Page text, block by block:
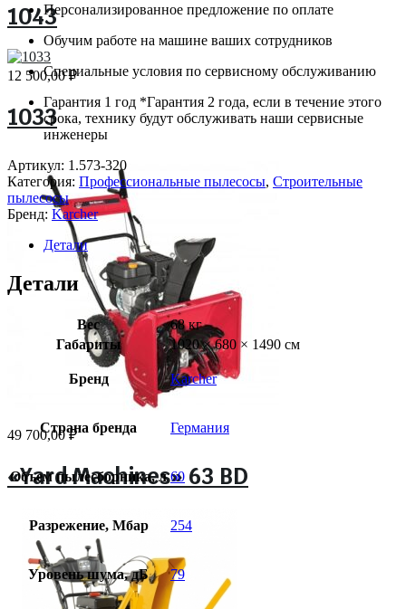
1043
12 500,00₽
1033
49 700,00₽
«Yard Machines» 63 BD
Персонализированное предложение по оплате
Обучим работе на машине ваших сотрудников
Специальные условия по сервисному обслуживанию
Гарантия 1 год *Гарантия 2 года, если в течение этого
срока, технику будут обслуживать наши сервисные
инженеры
Артикул: 1.573-320
Категория: Профессиональные пылесосы, Строительные
пылесосы
Бренд: Karcher
Детали
Детали
Вес
68 кг
Габариты
1020 × 680 × 1490 см
Бренд Karcher
Страна бренда Германия
Объем пылесборника, л 60
Разрежение, Мбар 254
Уровень шума, дБ 79